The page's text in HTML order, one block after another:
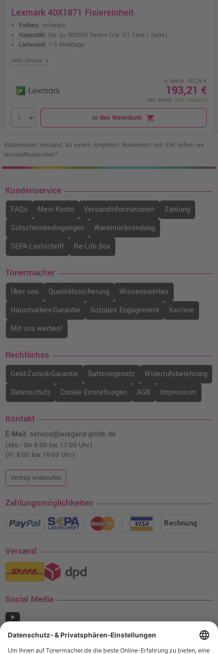
Lexmark 40X1871 Fixiereinheit
Farben: schwarz
Kapazität: bis zu 300000 Seiten (ca. 0,1 Cent / Seite)
Lieferzeit: 1-3 Werktage
mehr Details chevron_right
o. MwSt. 162,36 €
193,21 €
inkl. MwSt. zzgl. Versand
In den Warenkorb shopping_cart
Kostenloser Versand: ab einem Ampertec Warenwert von 35€ liefern wir
versandkostenfrei!¹
Kundenservice
FAQs Mein Konto Versandinformationen
Zahlung
Gutscheinbedingungen
Warenrücksendung
SEPA-Lastschrift
Re-Life Box
Tonermacher
Über uns Qualitätssicherung
Wissenswertes
Hausmarken-Garantie
Soziales Engagement
Karriere
Mit uns werben!
Rechtliches
Geld-Zurück-Garantie Batteriegesetz
Widerrufsbelehrung
Datenschutz
Cookie Einstellungen AGB Impressum
Kontakt
E-Mail: service@wiegand-gmbh.de
(Mo - Do 8:00 bis 17:00 Uhr)
(Fr 8:00 bis 16:00 Uhr)
Vertrag widerrufen
Zahlungsmöglichkeiten
Rechnung
Versand
Social Media
¹ Nur gültig für den Versand innerhalb Deutschlands. Befindet sich ein Warenwert
von mindestens 35€ (inkl. Mwst.) an Ampertec Artikeln in Ihrem Warenkorb, ist der